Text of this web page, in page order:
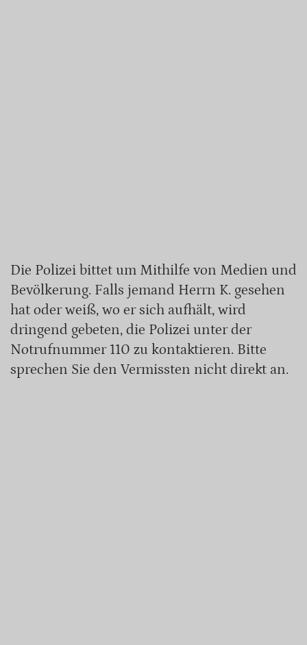
Die Polizei bittet um Mithilfe von Medien und
Bevölkerung. Falls jemand Herrn K. gesehen
hat oder weiß, wo er sich aufhält, wird
dringend gebeten, die Polizei unter der
Notrufnummer 110 zu kontaktieren. Bitte
sprechen Sie den Vermissten nicht direkt an.